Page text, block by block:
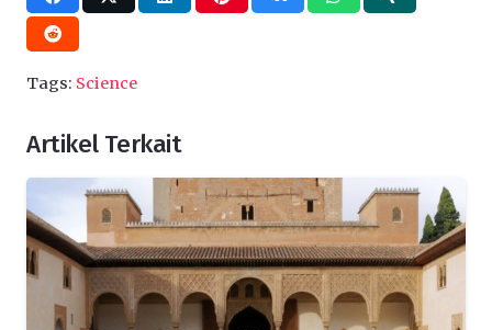
Tags: Science
Artikel Terkait